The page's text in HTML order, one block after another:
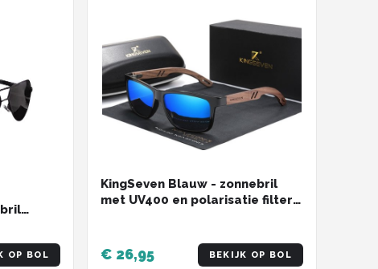
OP BOL
KingSeven Blauw - zonnebril
met UV400 en polarisatie filter -
€ 26,95 BEKIJK OP BOL